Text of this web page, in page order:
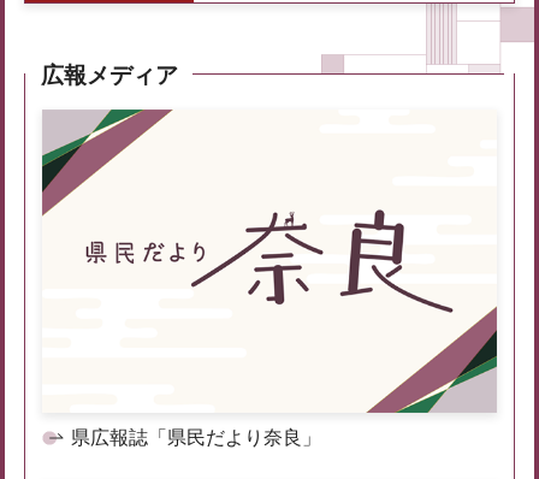
広報メディア
県広報誌「県民だより奈良」